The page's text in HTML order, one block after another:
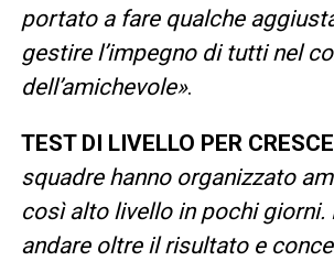
portato a fare qualche
gestire l’impegno di tutti nel
dell’amichevole».
TEST DI LIVELLO PER
squadre hanno organizzato
così alto livello in pochi giorni.
andare oltre il risultato e